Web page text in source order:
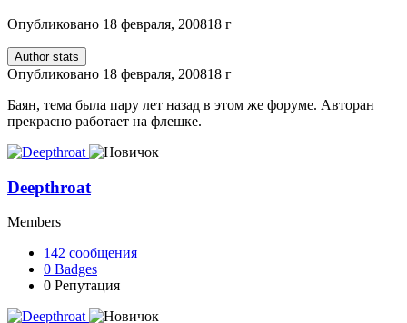
Опубликовано 18 февраля, 200818 г
Author stats
Опубликовано 18 февраля, 200818 г
Баян, тема была пару лет назад в этом же форуме. Авторан
прекрасно работает на флешке.
Deepthroat
Members
142 сообщения
0 Badges
0 Репутация